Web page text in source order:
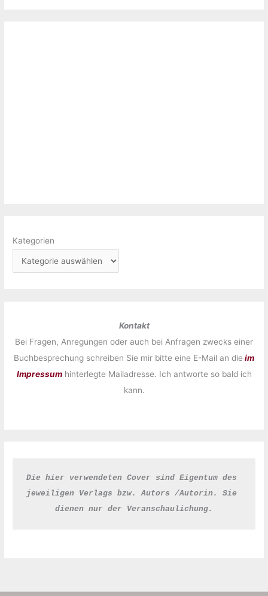
Kategorien
Kontakt
Bei Fragen, Anregungen oder auch bei Anfragen zwecks einer
Buchbesprechung schreiben Sie mir bitte eine E-Mail an die im
Impressumhinterlegte Mailadresse. Ich antworte so bald ich
kann.
Die hier verwendeten Cover sind Eigentum des
jeweiligen Verlags bzw. Autors /Autorin. Sie
dienen nur der Veranschaulichung.